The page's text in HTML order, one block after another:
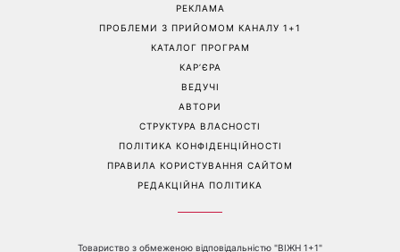
Контакти:
media@1plus1.tv
+38 044 490 01 01
ПРО КАНАЛ
РЕКЛАМА
ПРОБЛЕМИ З ПРИЙОМОМ КАНАЛУ 1+1